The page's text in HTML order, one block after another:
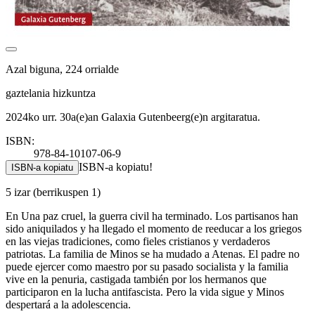
Azal biguna, 224 orrialde
gaztelania hizkuntza
2024ko urr. 30a(e)an Galaxia Gutenbeerg(e)n argitaratua.
ISBN:
978-84-10107-06-9
ISBN-a kopiatu ISBN-a kopiatu!
5 izar(berrikuspen 1)
En Una paz cruel, la guerra civil ha terminado. Los partisanos han
sido aniquilados y ha llegado el momento de reeducar a los griegos
en las viejas tradiciones, como fieles cristianos y verdaderos
patriotas. La familia de Minos se ha mudado a Atenas. El padre no
puede ejercer como maestro por su pasado socialista y la familia
vive en la penuria, castigada también por los hermanos que
participaron en la lucha antifascista. Pero la vida sigue y Minos
despertará a la adolescencia.